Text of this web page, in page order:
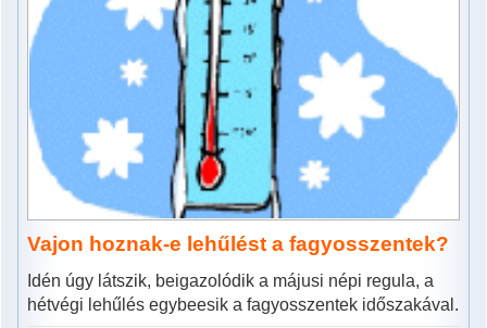
Vajon hoznak-e lehűlést a fagyosszentek?
Idén úgy látszik, beigazolódik a májusi népi regula, a
hétvégi lehűlés egybeesik a fagyosszentek időszakával.